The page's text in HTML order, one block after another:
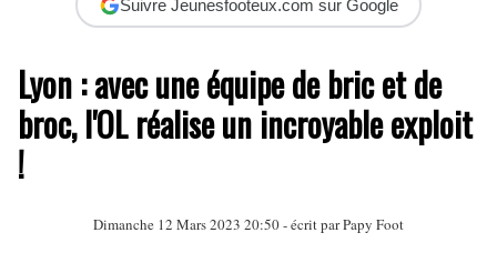
Suivre Jeunesfooteux.com sur Google
Lyon : avec une équipe de bric et de
broc, l'OL réalise un incroyable exploit
!
Dimanche 12 Mars 2023 20:50 - écrit parPapy Foot